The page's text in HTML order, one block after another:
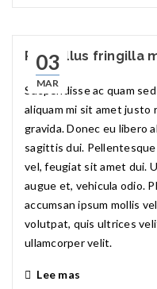
03
MAR
Phasellus fringilla
Suspendisse ac quam
aliquam mi sit amet justo
gravida. Donec eu libero
sagittis dui.
vel, feugiat sit amet dui.
augue et, vehicula odio.
accumsan ipsum mollis
volutpat, quis ultrices
ullamcorper velit.
Lee mas